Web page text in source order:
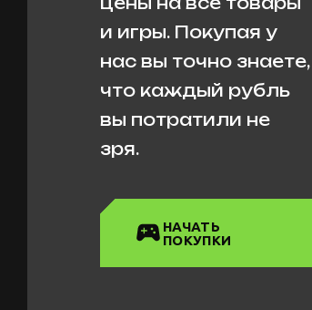
и игры. Покупая у
нас вы точно знаете,
что каждый рубль
вы потратили не
зря.
НАЧАТЬ
ПОКУПКИ